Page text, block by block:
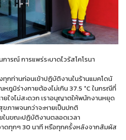
ารณ์ การแพร่ระบาดไวรัสโคโรนา
กท่านก่อนเข้าปฏิบัติงานในร้านแมคโดนั
ภูมิร่างกายต้องไม่เกิน 37.5 °C ในกรณีที่
ยใจไม่สะดวก เราอนุญาตให้พนักงานหยุด
ภาพจนกว่าจะหายเป็นปกติ
นขณะปฏิบัติงานตลอดเวลา
ดทุกๆ 30 นาที หรือทุกครั้งหลังจากสัมผัส